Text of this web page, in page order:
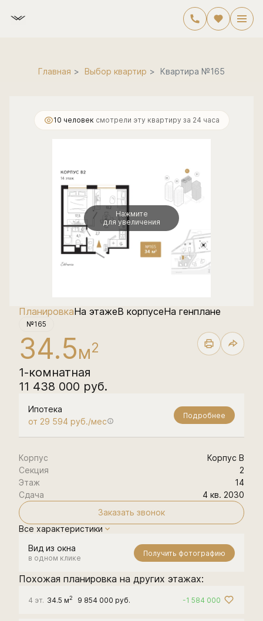
Главная Выбор квартир Квартира №165
от 29 594 руб./мес.
10 человек смотрели эту квартиру за 24 часа
Нажмите
для увеличения
ПланировкаНа этажеВ корпусеНа генплане
№165
34.5м2
1-комнатная
11 438 000 руб.
Ипотека
от 29 594 руб./мес
Подробнее
Корпус
Корпус В
Секция
2
Этаж
14
Сдача
4 кв. 2030
Заказать звонок
Все характеристики
Вид из окна
в одном клике
Получить фотографию
Похожая планировка на других этажах:
4 эт. 34.5 м2 9 854 000 руб. -1 584 000